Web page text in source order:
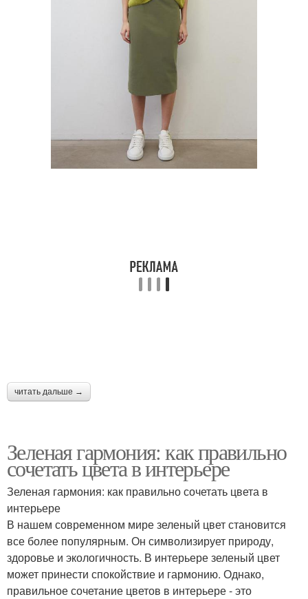
читать дальше →
Зеленая гармония: как правильно
сочетать цвета в интерьере
Зеленая гармония: как правильно сочетать цвета в
интерьере
В нашем современном мире зеленый цвет становится
все более популярным. Он символизирует природу,
здоровье и экологичность. В интерьере зеленый цвет
может принести спокойствие и гармонию. Однако,
правильное сочетание цветов в интерьере - это